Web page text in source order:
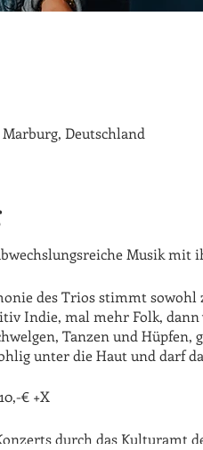
Deutschland
Musik mit
des Trios stimmt sowohl
Indie, mal mehr Folk,
Tanzen und Hüpfen,
unter die Haut und darf
€ +X
durch das Kulturamt